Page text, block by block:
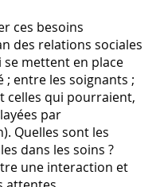
ces besoins
des relations sociales
mettent en place
entre les soignants ;
celles qui pourraient,
par
Quelles sont les
dans les soins ?
une interaction et